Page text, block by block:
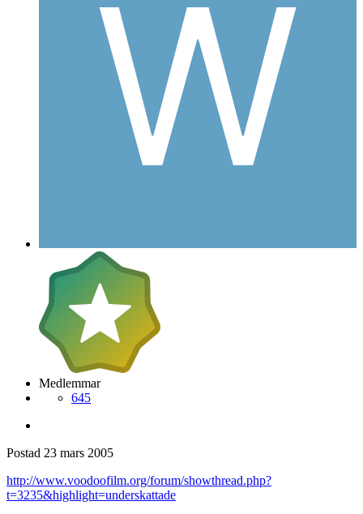
Medlemmar
645
Postad 23 mars 2005
http://www.voodoofilm.org/forum/showthread.php?
t=3235&highlight=underskattade